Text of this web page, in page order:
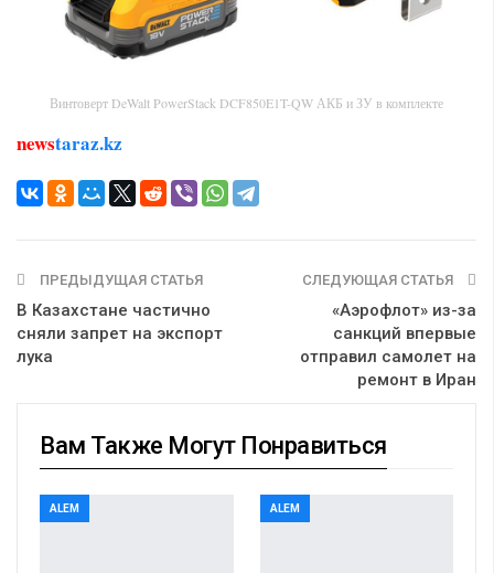
Винтоверт DeWalt PowerStack DCF850E1T-QW АКБ и ЗУ в комплекте
newstaraz.kz
ПРЕДЫДУЩАЯ СТАТЬЯ
В Казахстане частично
сняли запрет на экспорт
лука
СЛЕДУЮЩАЯ СТАТЬЯ
«Аэрофлот» из-за
санкций впервые
отправил самолет на
ремонт в Иран
Вам Также Могут Понравиться
ALEM ALEM